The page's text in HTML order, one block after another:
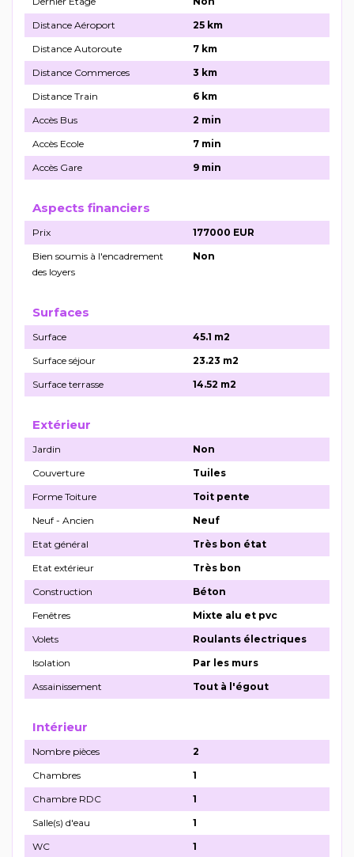
Distance Aéroport
25 km
Distance Autoroute
7 km
Distance Commerces
3 km
Distance Train
6 km
Accès Bus
2 min
Accès Ecole
7 min
Accès Gare
9 min
Aspects financiers
Prix
177000 EUR
Bien soumis à l'encadrement
des loyers
Non
Surfaces
Surface
45.1 m2
Surface séjour
23.23 m2
Surface terrasse
14.52 m2
Extérieur
Jardin
Non
Couverture
Tuiles
Forme Toiture
Toit pente
Neuf - Ancien
Neuf
Etat général
Très bon état
Etat extérieur
Très bon
Construction
Béton
Fenêtres
Mixte alu et pvc
Volets
Roulants électriques
Isolation
Par les murs
Assainissement
Tout à l'égout
Intérieur
Nombre pièces
2
Chambres
1
Chambre RDC
1
Salle(s) d'eau
1
WC
1